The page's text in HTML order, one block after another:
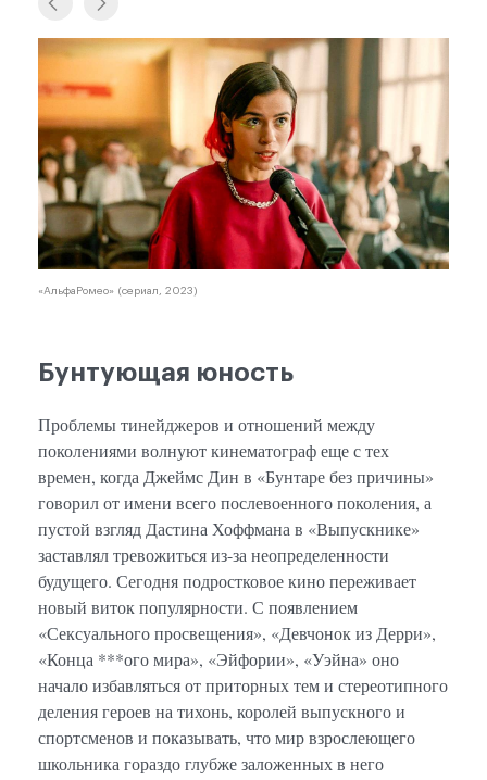
«АльфаРомео» (сериал, 2023)
Бунтующая юность
Проблемы тинейджеров и отношений между
поколениями волнуют кинематограф еще с тех
времен, когда Джеймс Дин в «Бунтаре без причины»
говорил от имени всего послевоенного поколения, а
пустой взгляд Дастина Хоффмана в «Выпускнике»
заставлял тревожиться из-за неопределенности
будущего. Сегодня подростковое кино переживает
новый виток популярности. С появлением
«Сексуального просвещения», «Девчонок из Дерри»,
«Конца ***ого мира», «Эйфории», «Уэйна» оно
начало избавляться от приторных тем и стереотипного
деления героев на тихонь, королей выпускного и
спортсменов и показывать, что мир взрослеющего
школьника гораздо глубже заложенных в него